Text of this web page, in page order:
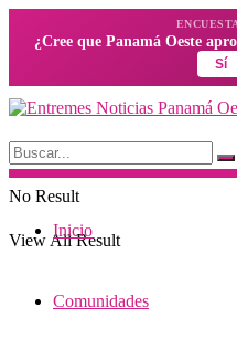
¿Cree que Panamá Oeste
Sí
No Result
View All Result
Inicio
Comunidades